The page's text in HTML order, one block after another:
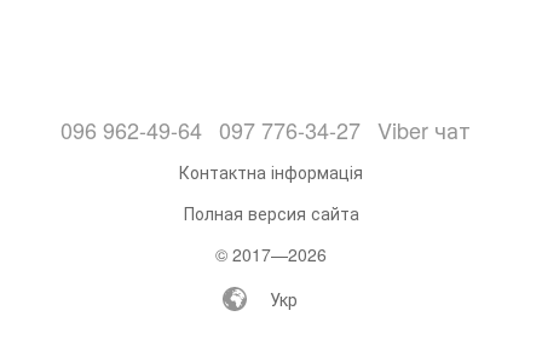
096 962-49-64 097 776-34-27 Viber чат
Контактна інформація
Полная версия сайта
© 2017—2026
Укр